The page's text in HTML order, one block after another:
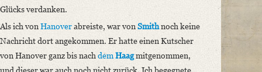
Glücks verdanken.
Als ich vonHanoverabreiste, war vonSmithnoch keine
Nachricht dort angekommen. Er hatte einen Kutscher
von Hanover ganz bis nach demHaagmitgenommen,
und dieser war auch noch nicht zurück. Ich begegnete